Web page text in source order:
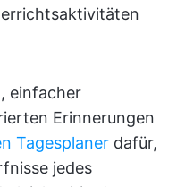
einfacher
Erinnerungen
Tagesplaner dafür,
jedes